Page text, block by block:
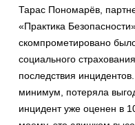
Тарас Пономарёв,
«Практика
скомпрометировано
социального
последствия
минимум, потеряла
инцидент уже оценен в